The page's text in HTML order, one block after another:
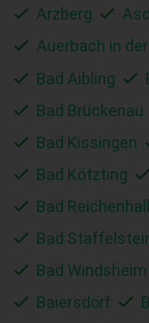
Arzberg
Auerbach in
Bad Aibling
Bad Brückenau
Bad Kissingen
Bad Kötzting
Bad Reichenhall
Bad
Bad Windsheim
Baiersdorf